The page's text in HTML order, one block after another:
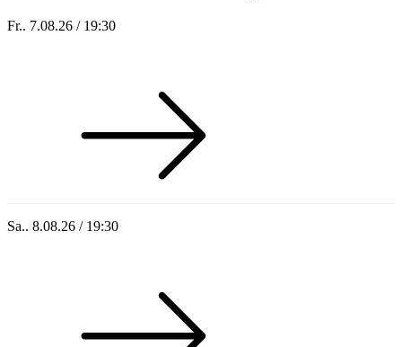
Fr.. 7.08.26 / 19:30
Sa.. 8.08.26 / 19:30